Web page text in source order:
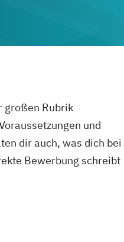
großen Rubrik
und
dir auch, was dich bei
Bewerbung schreibt